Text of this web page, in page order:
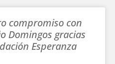
compromiso con
Domingos gracias
Esperanza